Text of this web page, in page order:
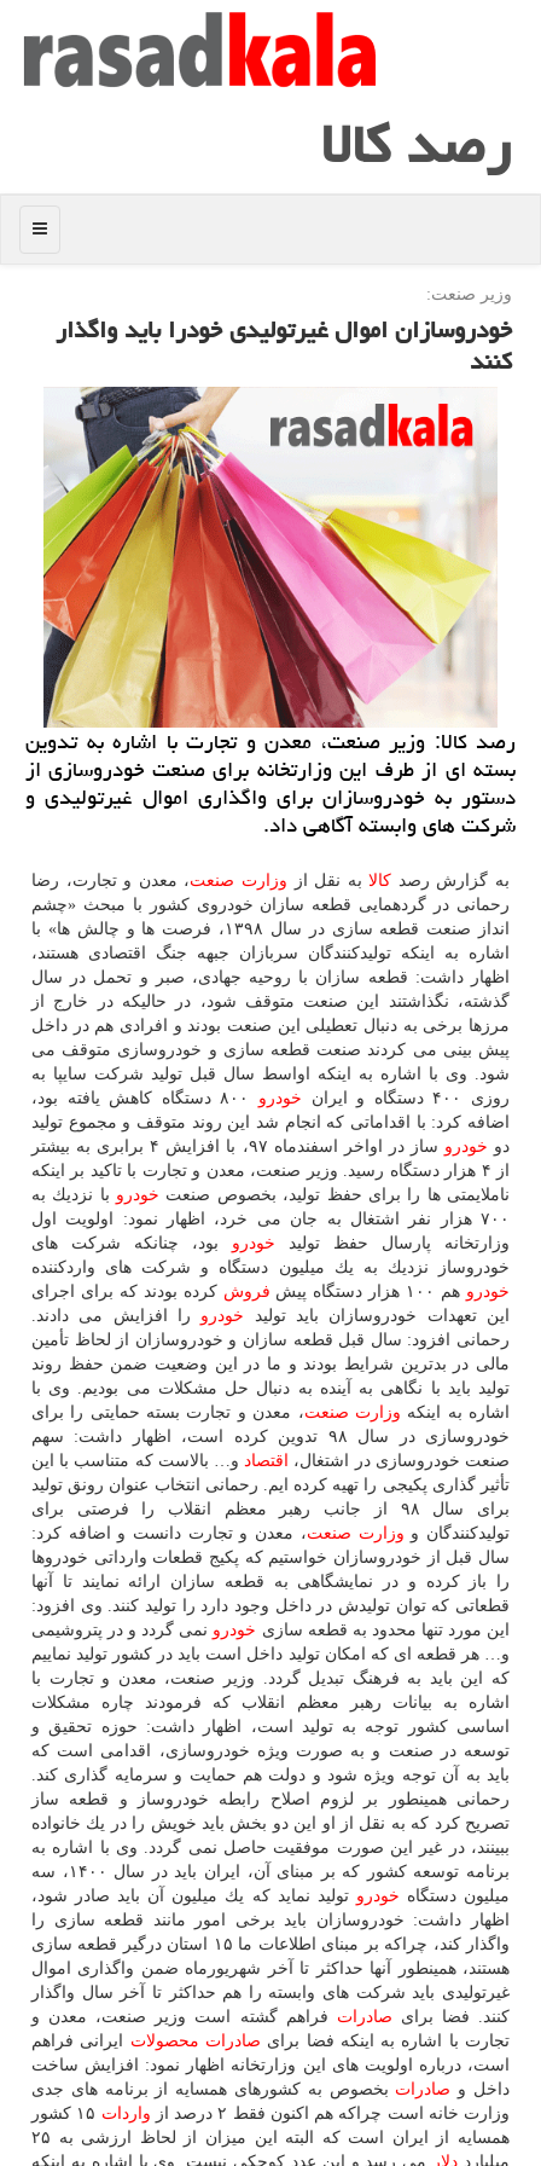
رصد كالا
منو
وزیر صنعت:
خودروسازان اموال غیرتولیدی خودرا باید واگذار
كنند
رصد كالا: وزیر صنعت، معدن و تجارت با اشاره به تدوین
بسته ای از طرف این وزارتخانه برای صنعت خودروسازی از
دستور به خودروسازان برای واگذاری اموال غیرتولیدی و
شركت های وابسته آگاهی داد.
به گزارش رصد كالابه نقل از وزارت صنعت، معدن و تجارت، رضا
رحمانی در گردهمایی قطعه سازان خودروی كشور با مبحث «چشم
انداز صنعت قطعه سازی در سال ۱۳۹۸، فرصت ها و چالش ها» با
اشاره به اینكه تولیدكنندگان سربازان جبهه جنگ اقتصادی هستند،
اظهار داشت: قطعه سازان با روحیه جهادی، صبر و تحمل در سال
گذشته، نگذاشتند این صنعت متوقف شود، در حالیكه در خارج از
مرزها برخی به دنبال تعطیلی این صنعت بودند و افرادی هم در داخل
پیش بینی می كردند صنعت قطعه سازی و خودروسازی متوقف می
شود. وی با اشاره به اینكه اواسط سال قبل تولید شركت سایپا به
روزی ۴۰۰ دستگاه و ایران
خودرو
۸۰۰ دستگاه كاهش یافته بود،
اضافه كرد: با اقداماتی كه انجام شد این روند متوقف و مجموع تولید
دو خودرو
ساز در اواخر اسفندماه ۹۷، با افزایش ۴ برابری به بیشتر
از ۴ هزار دستگاه رسید. وزیر صنعت، معدن و تجارت با تاكید بر اینكه
ناملایمتی ها را برای حفظ تولید، بخصوص صنعت خودرو با نزدیك به
۷۰۰ هزار نفر اشتغال به جان می خرد، اظهار نمود: اولویت اول
وزارتخانه پارسال حفظ تولید خودرو بود، چنانكه شركت های
خودروساز نزدیك به یك میلیون دستگاه و شركت های واردكننده
خودرو هم ۱۰۰ هزار دستگاه پیش فروش كرده بودند كه برای اجرای
این تعهدات خودروسازان باید تولید خودرو را افزایش می دادند.
رحمانی افزود: سال قبل قطعه سازان و خودروسازان از لحاظ تأمین
مالی در بدترین شرایط بودند و ما در این وضعیت ضمن حفظ روند
تولید باید با نگاهی به آینده به دنبال حل مشكلات می بودیم. وی با
اشاره به اینكه وزارت صنعت، معدن و تجارت بسته حمایتی را برای
خودروسازی در سال ۹۸ تدوین كرده است، اظهار داشت: سهم
صنعت خودروسازی در اشتغال،
اقتصادو… بالاست كه متناسب با این
تأثیر گذاری پكیجی را تهیه كرده ایم. رحمانی انتخاب عنوان رونق تولید
برای سال ۹۸ از جانب رهبر معظم انقلاب را فرصتی برای
تولیدكنندگان و وزارت صنعت، معدن و تجارت دانست و اضافه كرد:
سال قبل از خودروسازان خواستیم كه پكیج قطعات وارداتی خودروها
را باز كرده و در نمایشگاهی به قطعه سازان ارائه نمایند تا آنها
قطعاتی كه توان تولیدش در داخل وجود دارد را تولید كنند. وی افزود:
این مورد تنها محدود به قطعه سازی خودرو نمی گردد و در پتروشیمی
و… هر قطعه ای كه امكان تولید داخل است باید در كشور تولید نماییم
كه این باید به فرهنگ تبدیل گردد. وزیر صنعت، معدن و تجارت با
اشاره به بیانات رهبر معظم انقلاب كه فرمودند چاره مشكلات
اساسی كشور توجه به تولید است، اظهار داشت: حوزه تحقیق و
توسعه در صنعت و به صورت ویژه خودروسازی، اقدامی است كه
باید به آن توجه ویژه شود و دولت هم حمایت و سرمایه گذاری كند.
رحمانی همینطور بر لزوم اصلاح رابطه خودروساز و قطعه ساز
تصریح كرد كه به نقل از او این دو بخش باید خویش را در یك خانواده
ببینند، در غیر این صورت موفقیت حاصل نمی گردد. وی با اشاره به
برنامه توسعه كشور كه بر مبنای آن، ایران باید در سال ۱۴۰۰، سه
میلیون دستگاه خودرو تولید نماید كه یك میلیون آن باید صادر شود،
اظهار داشت: خودروسازان باید برخی امور مانند قطعه سازی را
واگذار كند، چراكه بر مبنای اطلاعات ما ۱۵ استان درگیر قطعه سازی
هستند، همینطور آنها حداكثر تا آخر شهریورماه ضمن واگذاری اموال
غیرتولیدی باید شركت های وابسته را هم حداكثر تا آخر سال واگذار
كنند. فضا برای صادرات فراهم گشته است وزیر صنعت، معدن و
تجارت با اشاره به اینكه فضا برای صادرات محصولات ایرانی فراهم
است، درباره اولویت های این وزارتخانه اظهار نمود: افزایش ساخت
داخل و صادرات بخصوص به كشورهای همسایه از برنامه های جدی
وزارت خانه است چراكه هم اكنون فقط ۲ درصد از
واردات
۱۵ كشور
همسایه از ایران است كه البته این میزان از لحاظ ارزشی به ۲۵
میلیارد دلار می رسد و این عدد كوچكی نیست. وی با اشاره به اینكه